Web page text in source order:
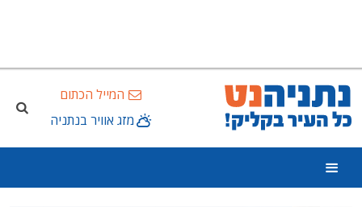
המייל הכתום
מזג אוויר בנתניה